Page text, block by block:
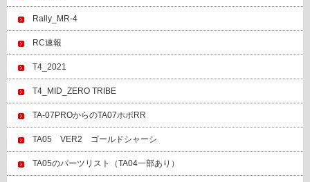
Rally_MR-4
RC速報
T4_2021
T4_MID_ZERO TRIBE
TA-07PROからのTA07ホボRR
TA05 VER2 ゴールドシャーシ
TA05のパーツリスト（TA04一部あり）